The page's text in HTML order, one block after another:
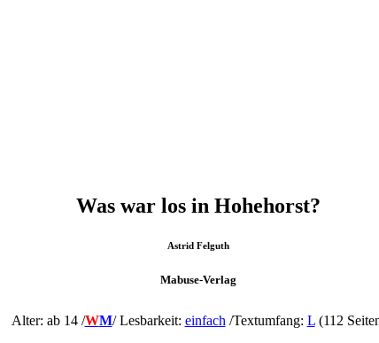
Was war los in Hohehorst?
Astrid Felguth
Mabuse-Verlag
Alter: ab 14 /WM/Lesbarkeit: einfach /Textumfang: L(112